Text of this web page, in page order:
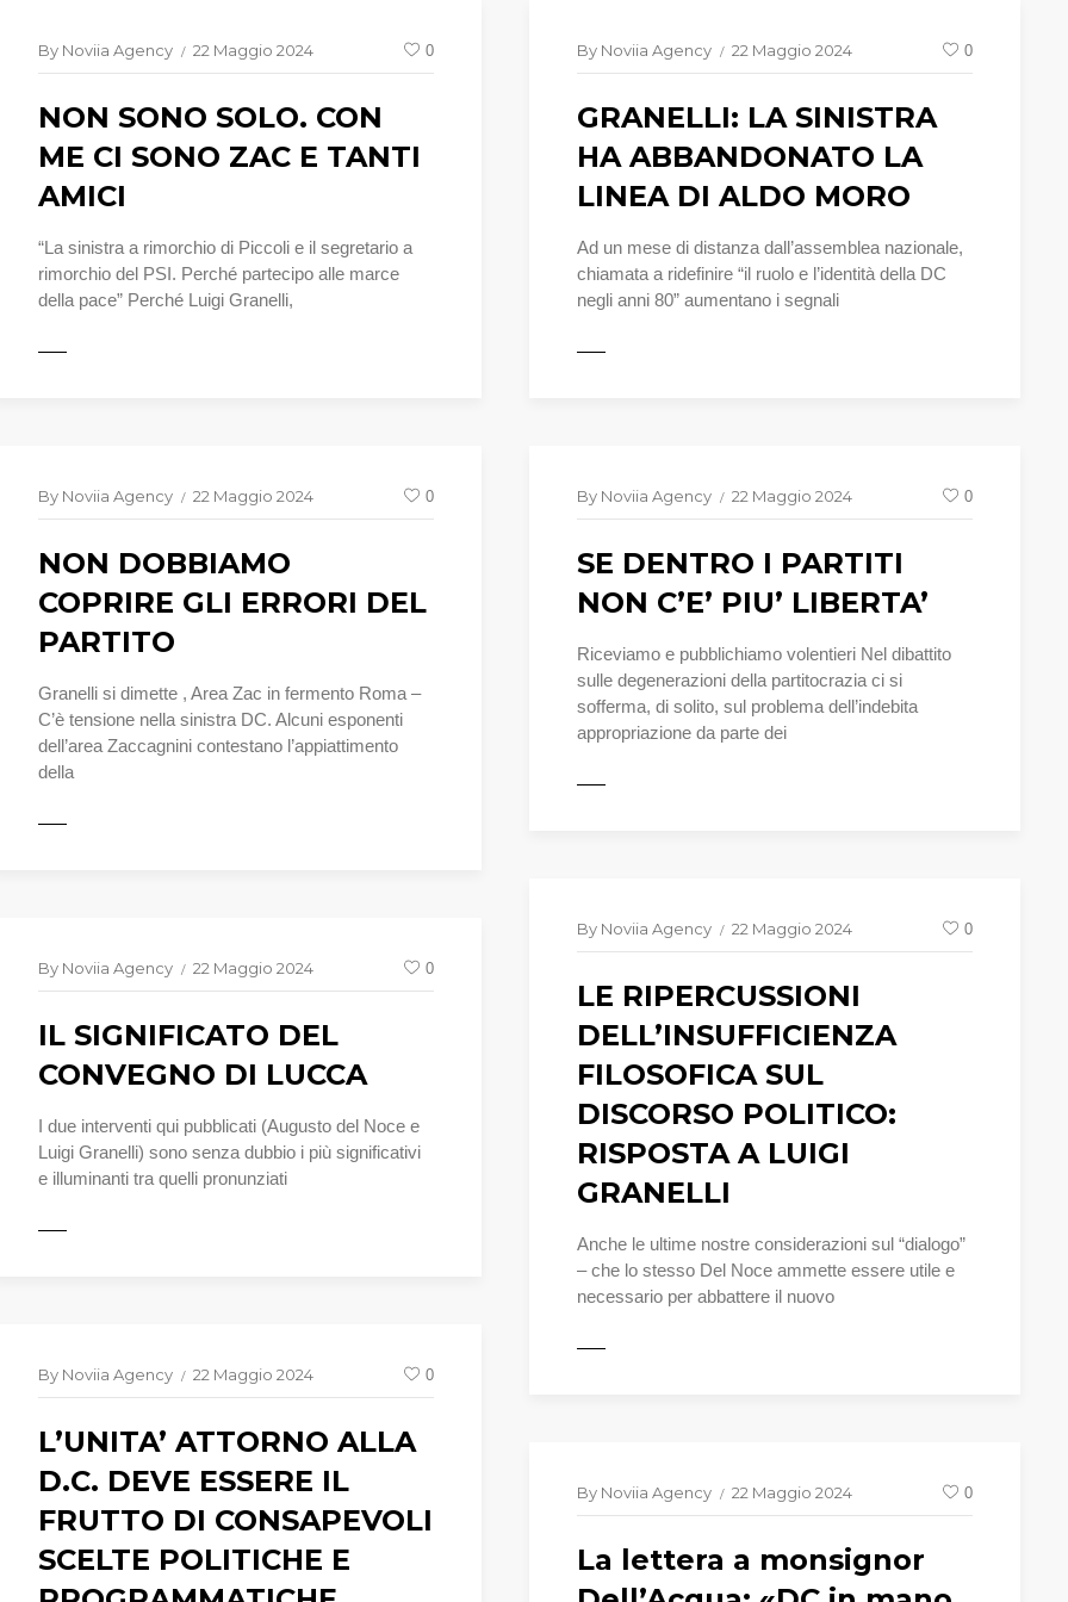
By Noviia Agency 22 Maggio 2024 0
NON SONO SOLO. CON
ME CI SONO ZAC E TANTI
AMICI
“La sinistra a rimorchio di Piccoli e il segretario a
rimorchio del PSI. Perché partecipo alle marce
della pace” Perché Luigi Granelli,
By Noviia Agency 22 Maggio 2024 0
GRANELLI: LA SINISTRA
HA ABBANDONATO LA
LINEA DI ALDO MORO
Ad un mese di distanza dall’assemblea nazionale,
chiamata a ridefinire “il ruolo e l’identità della DC
negli anni 80” aumentano i segnali
By Noviia Agency 22 Maggio 2024 0
NON DOBBIAMO
COPRIRE GLI ERRORI DEL
PARTITO
Granelli si dimette , Area Zac in fermento Roma –
C’è tensione nella sinistra DC. Alcuni esponenti
dell’area Zaccagnini contestano l’appiattimento
della
By Noviia Agency 22 Maggio 2024 0
SE DENTRO I PARTITI
NON C’E’ PIU’ LIBERTA’
Riceviamo e pubblichiamo volentieri Nel dibattito
sulle degenerazioni della partitocrazia ci si
sofferma, di solito, sul problema dell’indebita
appropriazione da parte dei
By Noviia Agency 22 Maggio 2024 0
LE RIPERCUSSIONI
DELL’INSUFFICIENZA
FILOSOFICA SUL
DISCORSO POLITICO:
RISPOSTA A LUIGI
GRANELLI
Anche le ultime nostre considerazioni sul “dialogo”
– che lo stesso Del Noce ammette essere utile e
necessario per abbattere il nuovo
By Noviia Agency 22 Maggio 2024 0
IL SIGNIFICATO DEL
CONVEGNO DI LUCCA
I due interventi qui pubblicati (Augusto del Noce e
Luigi Granelli) sono senza dubbio i più significativi
e illuminanti tra quelli pronunziati
By Noviia Agency 22 Maggio 2024 0
L’UNITA’ ATTORNO ALLA
D.C. DEVE ESSERE IL
FRUTTO DI CONSAPEVOLI
SCELTE POLITICHE E
By Noviia Agency 22 Maggio 2024 0
La lettera a monsignor